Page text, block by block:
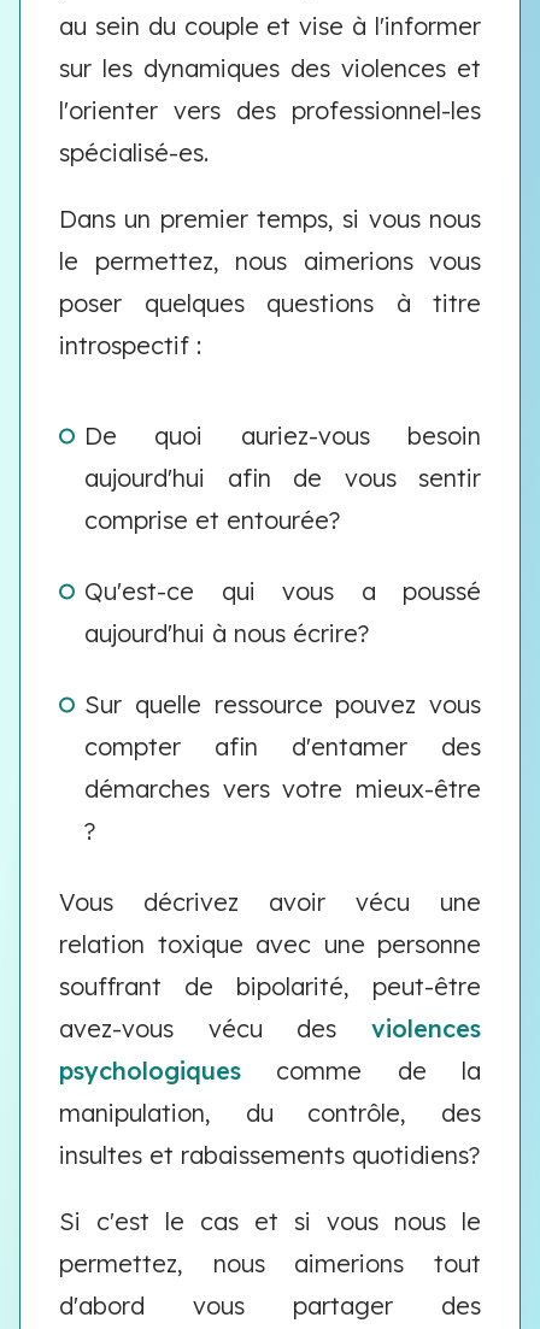
au sein du couple et vise à l'informer
sur les dynamiques des violences et
l'orienter vers des professionnel-les
spécialisé-es.
Dans un premier temps, si vous nous
le permettez, nous aimerions vous
poser quelques questions à titre
introspectif :
De quoi auriez-vous besoin
aujourd'hui afin de vous sentir
comprise et entourée?
Qu'est-ce qui vous a poussé
aujourd'hui à nous écrire?
Sur quelle ressource pouvez vous
compter afin d'entamer des
démarches vers votre mieux-être
?
Vous décrivez avoir vécu une
relation toxique avec une personne
souffrant de bipolarité, peut-être
avez-vous vécu des violences
psychologiques comme de la
manipulation, du contrôle, des
insultes et rabaissements quotidiens?
Si c'est le cas et si vous nous le
permettez, nous aimerions tout
d'abord vous partager des